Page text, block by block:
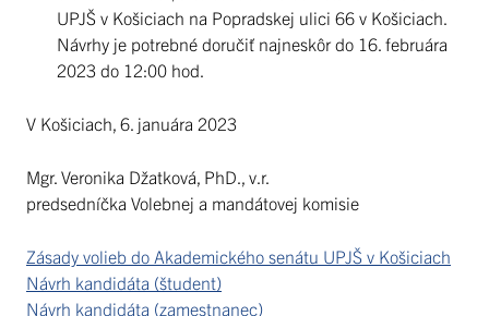
UPJŠ v Košiciach na Popradskej ulici 66 v Košiciach.
Návrhy je potrebné doručiť najneskôr do 16. februára
2023 do 12:00 hod.
V Košiciach, 6. januára 2023
Mgr. Veronika Džatková, PhD., v.r.
predsedníčka Volebnej a mandátovej komisie
Zásady volieb do Akademického senátu UPJŠ v Košiciach
Návrh kandidáta (študent)
Návrh kandidáta (zamestnanec)